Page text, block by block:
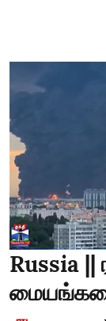
Russia